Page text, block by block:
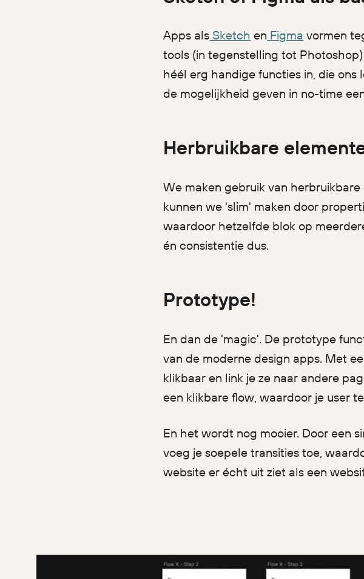
Apps als Sketch en Figma vormen
tools (in tegenstelling tot
héél erg handige functies in, die ons
de mogelijkheid geven in no-time
Herbruikbare
We maken gebruik van
kunnen we 'slim' maken door
waardoor hetzelfde blok op
én consistentie dus.
Prototype!
En dan de 'magic'. De prototype
van de moderne design apps. Met
klikbaar en link je ze naar andere
een klikbare flow, waardoor je user
En het wordt nog mooier. Door een
voeg je soepele transities toe,
website er écht uit ziet als een